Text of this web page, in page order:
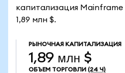
капитализация Mainframe
1,89 млн $.
РЫНОЧНАЯ КАПИТАЛИЗАЦИЯ
1,89 млн $
ОБЪЕМ ТОРГОВЛИ (24 Ч)